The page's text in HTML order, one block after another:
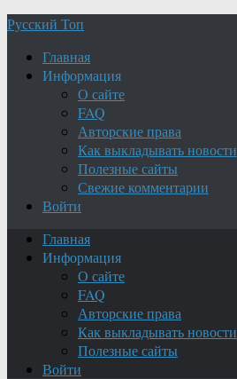
Русский Топ
Главная
Информация
О сайте
FAQ
Авторские права
Как выкладывать новости
Полезные сайты
Свежие комментарии
Войти
Главная
Информация
О сайте
FAQ
Авторские права
Как выкладывать новости
Полезные сайты
Войти